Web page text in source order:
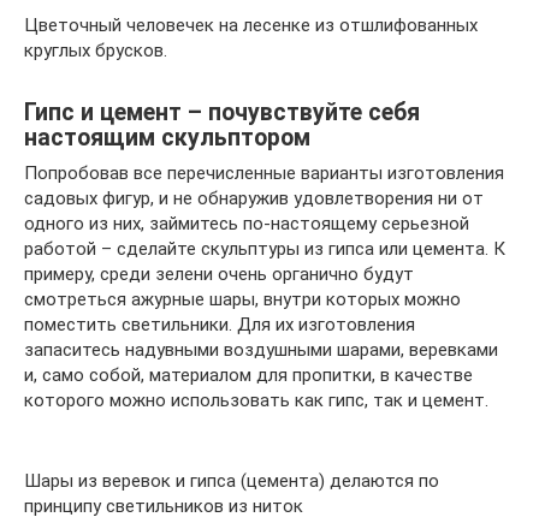
Цветочный человечек на лесенке из отшлифованных
круглых брусков.
Гипс и цемент – почувствуйте себя
настоящим скульптором
Попробовав все перечисленные варианты изготовления
садовых фигур, и не обнаружив удовлетворения ни от
одного из них, займитесь по-настоящему серьезной
работой – сделайте скульптуры из гипса или цемента. К
примеру, среди зелени очень органично будут
смотреться ажурные шары, внутри которых можно
поместить светильники. Для их изготовления
запаситесь надувными воздушными шарами, веревками
и, само собой, материалом для пропитки, в качестве
которого можно использовать как гипс, так и цемент.
Шары из веревок и гипса (цемента) делаются по
принципу светильников из ниток